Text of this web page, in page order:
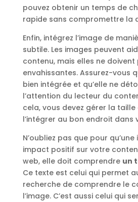
pouvez obtenir un temps de
rapide sans compromettre la
Enfin, intégrez l’image de
subtile. Les images peuvent
contenu, mais elles ne
envahissantes. Assurez-vous
bien intégrée et qu’elle ne
l’attention du lecteur du
cela, vous devez gérer la taille
l’intégrer au bon endroit dans
N’oubliez pas que pour
impact positif sur votre
web, elle doit comprendre un
Ce texte est celui qui permet
recherche de comprendre le
l’image. C’est aussi celui qui